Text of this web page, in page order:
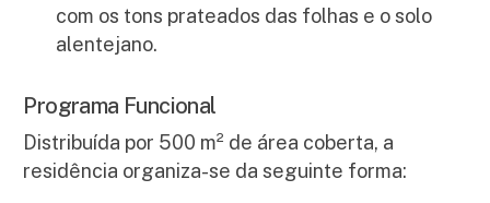
com os tons prateados das folhas e o solo
alentejano.
Programa Funcional
Distribuída por 500 m² de área coberta, a
residência organiza-se da seguinte forma: